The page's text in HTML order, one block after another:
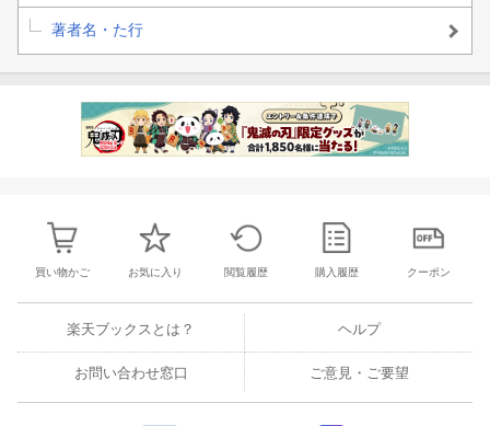
著者名・た行
買い物かご お気に入り 閲覧履歴 購入履歴 クーポン
楽天ブックスとは？ ヘルプ
お問い合わせ窓口 ご意見・ご要望